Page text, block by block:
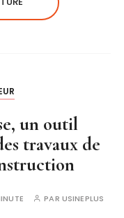
un outil
travaux de
PAR USINEPLUS